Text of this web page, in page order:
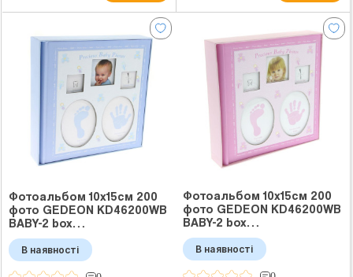
Фотоальбом 10x15см 200
фото GEDEON KD46200WB
BABY-2 box…
В наявності
Фотоальбом 10x15см 200
фото GEDEON KD46200WB
BABY-2 box…
В наявності